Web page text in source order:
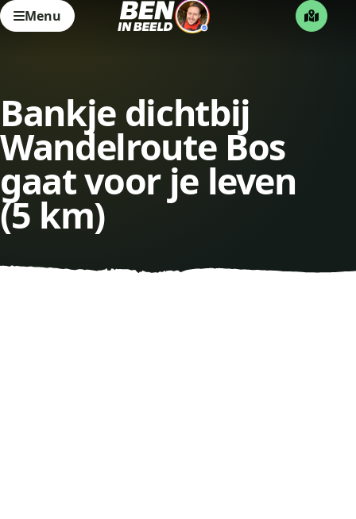
Menu
Bankje dichtbij
Wandelroute Bos
gaat voor je leven
(5 km)